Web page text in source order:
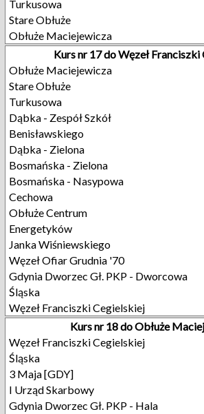
Turkusowa
Stare Obłuże
Obłuże Maciejewicza
Kurs nr 17 do Węzeł
Obłuże Maciejewicza
Stare Obłuże
Turkusowa
Dąbka - Zespół Szkół
Benisławskiego
Dąbka - Zielona
Bosmańska - Zielona
Bosmańska - Nasypowa
Cechowa
Obłuże Centrum
Energetyków
Janka Wiśniewskiego
Węzeł Ofiar Grudnia '70
Gdynia Dworzec Gł. PKP - Dworcowa
Śląska
Węzeł Franciszki Cegielskiej
Kurs nr 18 do Obłuże
Węzeł Franciszki Cegielskiej
Śląska
3 Maja [GDY]
I Urząd Skarbowy
Gdynia Dworzec Gł. PKP - Hala